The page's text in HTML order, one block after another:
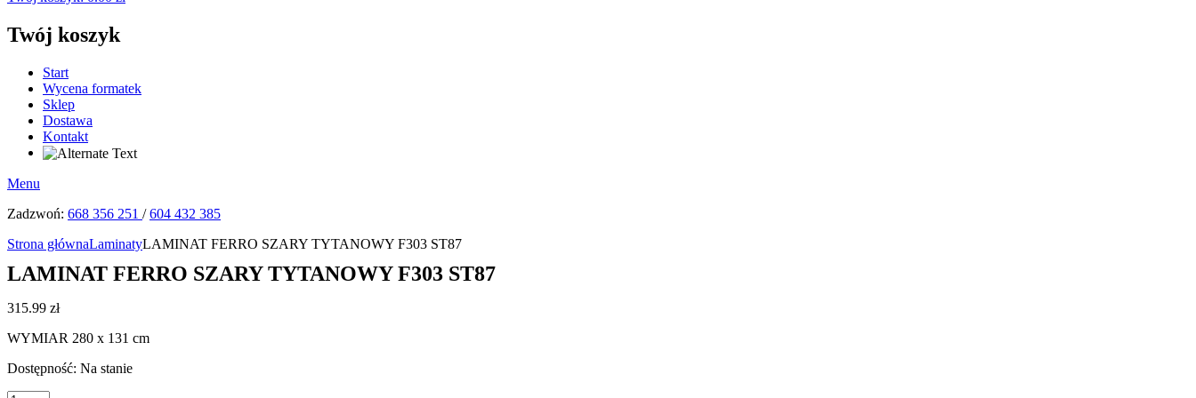
Twój koszyk
Start
Wycena formatek
Sklep
Dostawa
Kontakt
Menu
Zadzwoń: 668 356 251 /604 432 385
Strona głównaLaminatyLAMINAT FERRO SZARY TYTANOWY F303 ST87
LAMINAT FERRO SZARY TYTANOWY F303 ST87
315.99 zł
WYMIAR 280 x 131 cm
Dostępność: Na stanie